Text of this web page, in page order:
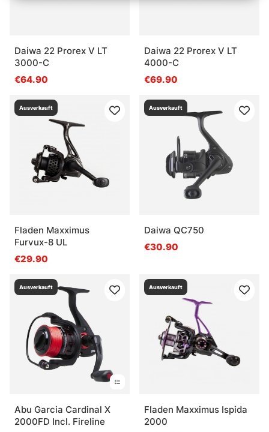
Daiwa 22 Prorex V LT
3000-C
€64.90
Daiwa 22 Prorex V LT
4000-C
€69.90
Ausverkauft
Fladen Maxximus
Furvux-8 UL
€29.90
Ausverkauft
Daiwa QC750
€30.90
Ausverkauft
Abu Garcia Cardinal X
2000FD Incl. Fireline
Ausverkauft
Fladen Maxximus Ispida
2000